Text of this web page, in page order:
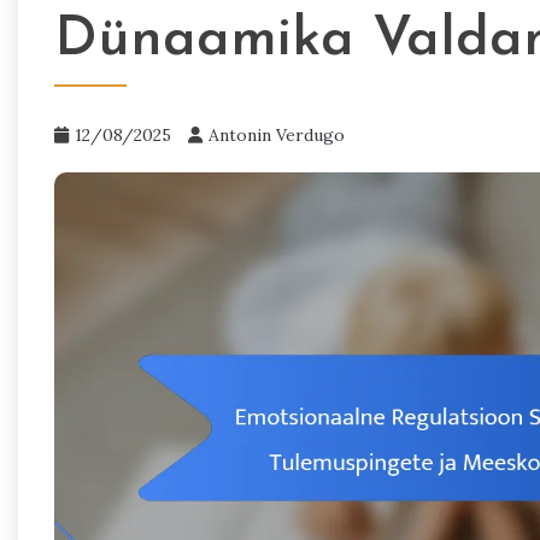
Dünaamika
12/08/2025 Antonin Verdugo